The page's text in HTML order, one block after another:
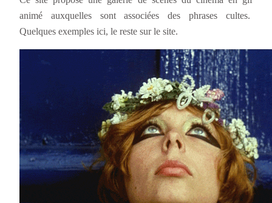
animé auxquelles sont associées des phrases cultes.
Quelques exemples ici, le reste sur le site.